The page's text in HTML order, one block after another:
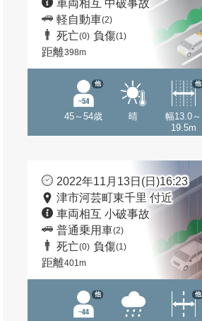
車両相互 中破事故
軽自動車(2)
死亡(0) 負傷(1)
距離398m
45～54歳
他
晴
幅13.0～
19.5m
他
2022年11月13日(日)16:23
津市河芸町東千里 付近
車両相互 小破事故
普通乗用車(2)
死亡(0) 負傷(1)
距離401m
他 他